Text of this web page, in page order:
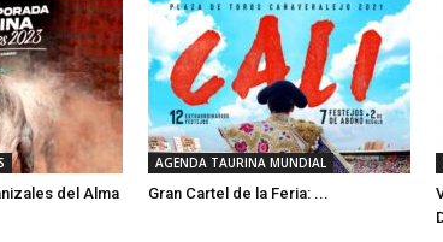
del Alma
AGENDA TAURINA MUNDIAL
Gran Cartel de la Feria: ...